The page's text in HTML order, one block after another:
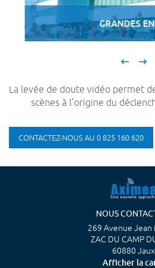
GRANDES
La levée de doute vidéo permet
scènes à l’origine du
CONTACTEZ-NOUS AU 0 825 160 620
NOUS
269 Avenue Jean
ZAC DU CAMP
60880 Jaux
Afficher la